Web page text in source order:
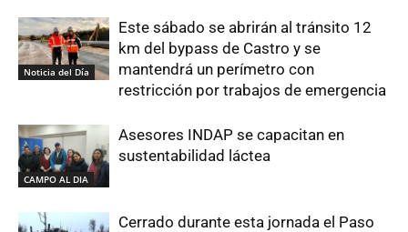
Noticia del Día
Este sábado se abrirán al tránsito 12
km del bypass de Castro y se
mantendrá un perímetro con
restricción por trabajos de emergencia
CAMPO AL DIA
Asesores INDAP se capacitan en
sustentabilidad láctea
Cerrado durante esta jornada el Paso